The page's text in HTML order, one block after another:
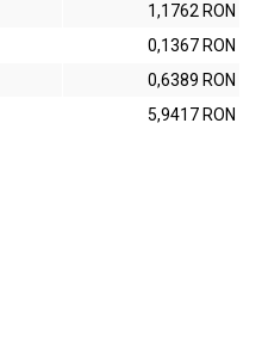
1,1762 RON
0,1367 RON
0,6389 RON
5,9417 RON